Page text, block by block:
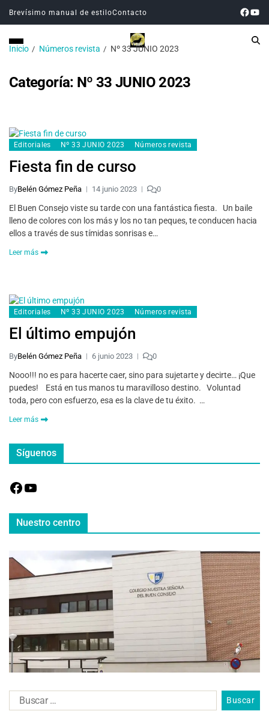
Brevísimo manual de estiloContacto
Inicio Números revista Nº 33 JUNIO 2023
Categoría: Nº 33 JUNIO 2023
Editoriales Nº 33 JUNIO 2023 Números revista
Fiesta fin de curso
ByBelén Gómez Peña 14 junio 2023 0
El Buen Consejo viste su tarde con una fantástica fiesta. Un baile
lleno de colores con los más y los no tan peques, te conducen hacia
ellos a través de sus tímidas sonrisas e…
Leer más
Editoriales Nº 33 JUNIO 2023 Números revista
El último empujón
ByBelén Gómez Peña 6 junio 2023 0
Nooo!!! no es para hacerte caer, sino para sujetarte y decirte… ¡Que
puedes! Está en tus manos tu maravilloso destino. Voluntad
toda, pero con esfuerzo, esa es la clave de tu éxito. …
Leer más
Síguenos
Nuestro centro